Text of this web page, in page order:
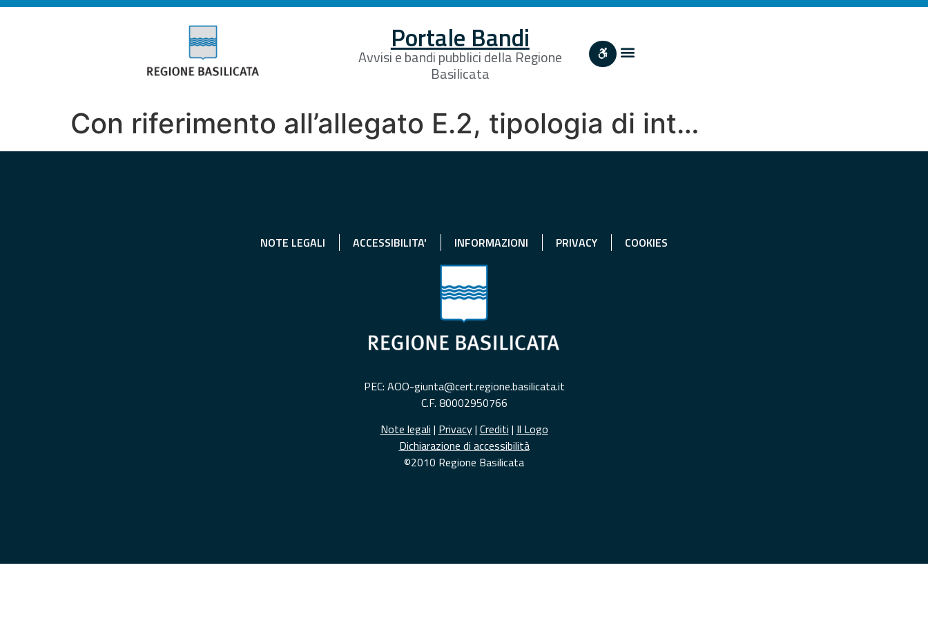
Portale Bandi
Avvisi e bandi pubblici della Regione
Basilicata
Con riferimento all’allegato E.2, tipologia di int…
NOTE LEGALI ACCESSIBILITA' INFORMAZIONI PRIVACY COOKIES
PEC: AOO-giunta@cert.regione.basilicata.it
C.F. 80002950766
Note legali | Privacy| Crediti | Il Logo
Dichiarazione di accessibilità
©2010 Regione Basilicata